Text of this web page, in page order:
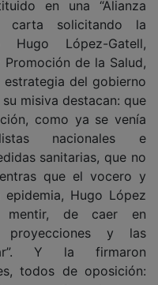
en una “Alianza
carta solicitando la
Hugo López-Gatell,
de la Salud,
del gobierno
misiva destacan: que
como ya se venía
nacionales e
sanitarias, que no
que el vocero y
Hugo López
de caer en
proyecciones y las
Y la firmaron
todos de oposición: